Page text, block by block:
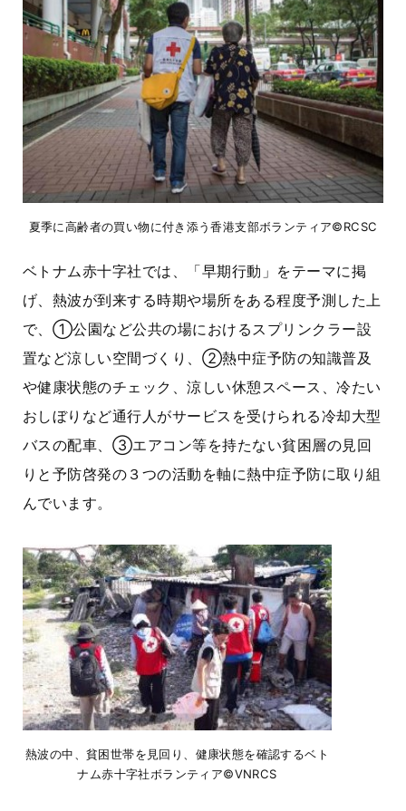
夏季に高齢者の買い物に付き添う香港支部ボランティア©RCSC
ベトナム赤十字社では、「早期行動」をテーマに掲
げ、熱波が到来する時期や場所をある程度予測した上
で、①公園など公共の場におけるスプリンクラー設
置など涼しい空間づくり、②熱中症予防の知識普及
や健康状態のチェック、涼しい休憩スペース、冷たい
おしぼりなど通行人がサービスを受けられる冷却大型
バスの配車、③エアコン等を持たない貧困層の見回
りと予防啓発の３つの活動を軸に熱中症予防に取り組
んでいます。
熱波の中、貧困世帯を見回り、健康状態を確認するベト
ナム赤十字社ボランティア©VNRCS